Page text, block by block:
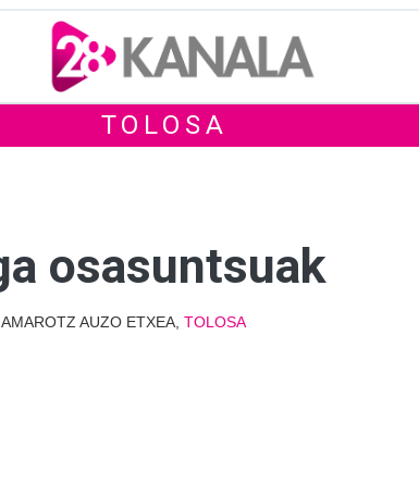
TOLOSA
osasuntsuak
AMAROTZ AUZO ETXEA, TOLOSA